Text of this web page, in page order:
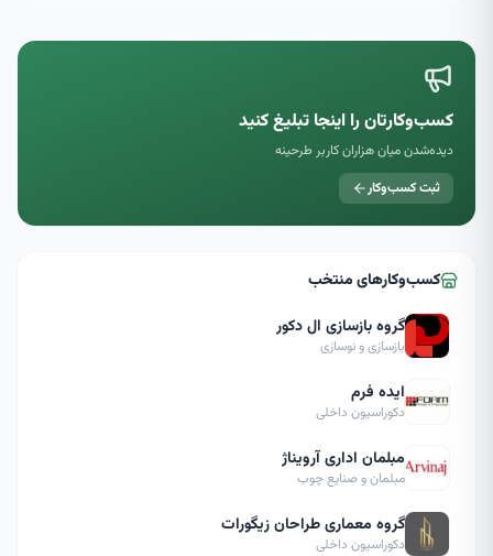
کسب‌وکارتان را اینجا تبلیغ کنید
دیده‌شدن میان هزاران کاربر طرحینه
ثبت کسب‌وکار
کسب‌وکارهای منتخب
گروه بازسازی ال دکور
بازسازی و نوسازی
ایده فرم
دکوراسیون داخلی
مبلمان اداری آرویناژ
مبلمان و صنایع چوب
گروه معماری طراحان زیگورات
دکوراسیون داخلی